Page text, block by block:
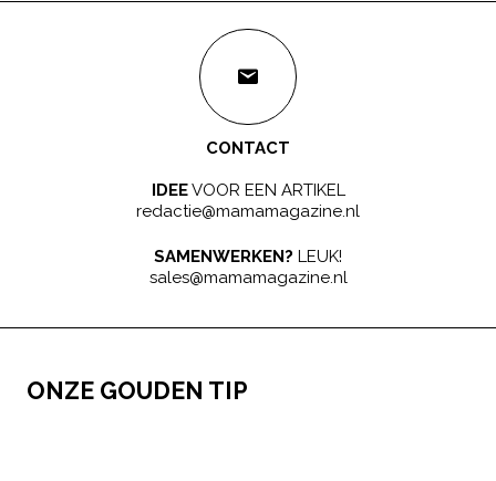
CONTACT
IDEEVOOR EEN ARTIKEL
redactie@mamamagazine.nl
SAMENWERKEN? LEUK!
sales@mamamagazine.nl
ONZE GOUDEN TIP